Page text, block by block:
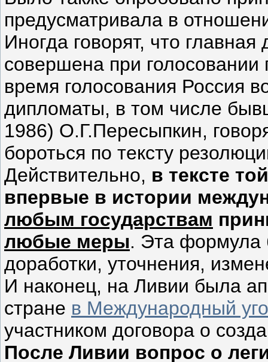
предусматривала в
Иногда говорят, что
совершена при
время голосования Россия
дипломаты, в том числе
1986) О.Г.Пересыпкин,
бороться по тексту
Действительно, в тексте
впервые в истории
любым государствам
любые меры. Эта формула
доработки, уточнения,
И наконец, на Ливии была
стране в Международный
участником договора о
После Ливии вопрос о